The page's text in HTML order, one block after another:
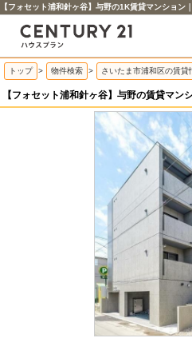
【フォセット浦和針ヶ谷】与野の1K賃貸マンショ
トップ > 物件検索 > さいたま市浦和区の賃貸
【フォセット浦和針ヶ谷】与野の賃貸マン